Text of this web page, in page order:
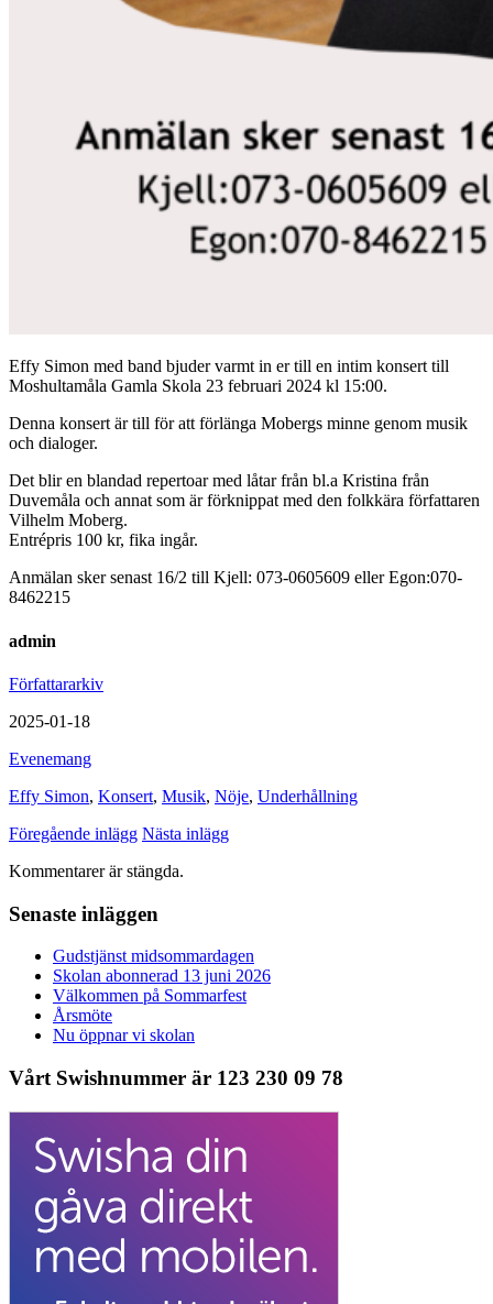
Effy Simon med band bjuder varmt in er till en intim konsert till
Moshultamåla Gamla Skola 23 februari 2024 kl 15:00.
Denna konsert är till för att förlänga Mobergs minne genom musik
och dialoger.
Det blir en blandad repertoar med låtar från bl.a Kristina från
Duvemåla och annat som är förknippat med den folkkära författaren
Vilhelm Moberg.
Entrépris 100 kr, fika ingår.
Anmälan sker senast 16/2 till Kjell: 073-0605609 eller Egon:070-
8462215
admin
Författararkiv
2025-01-18
Evenemang
Effy Simon, Konsert, Musik, Nöje, Underhållning
Föregående inlägg Nästa inlägg
Kommentarer är stängda.
Senaste inläggen
Gudstjänst midsommardagen
Skolan abonnerad 13 juni 2026
Välkommen på Sommarfest
Årsmöte
Nu öppnar vi skolan
Vårt Swishnummer är 123 230 09 78